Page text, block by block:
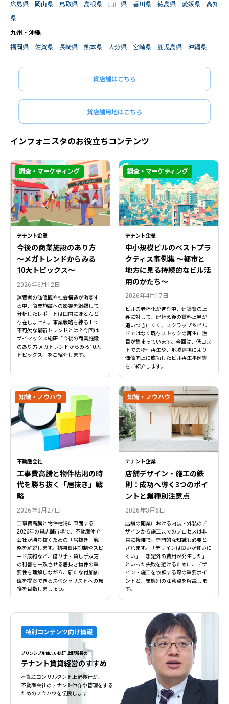
閉じる
閉じる
広島県 岡山県 鳥取県 島根県 山口県 香川県 徳島県 愛媛県
高知
県
九州・沖縄
福岡県
佐賀県 長崎県 熊本県 大分県 宮崎県 鹿児島県 沖縄県
貸店舗はこちら
貸店舗用地はこちら
インフォニスタのお役立ちコンテンツ
テナント企業
今後の商業施設のあり方
〜メガトレンドからみる
10大トピックス〜
2026年6月12日
消費者の価値観や社会構造が激変す
る中、商業施設への影響を網羅して
分析したレポートは国内にほとんど
存在しません。事業戦略を練る上で
不可欠な最新トレンドとは？今回は
ザイマックス総研「今後の商業施設
のあり方 メガトレンドからみる10大
トピックス」をご紹介します。
調査・マーケティング
テナント企業
中小規模ビルのベストプラ
クティス事例集 ～都市と
地方に見る持続的なビル活
用のかたち～
2026年4月17日
ビルの老朽化が進む中、建築費の上
昇に対して、建替え後の賃料上昇が
追いつきにくく、スクラップ＆ビル
ドではなく既存ストックの再生に注
目が集まっています。今回は、低コス
トでの物件再生や、地域連携により
価値向上に成功したビル再生事例集
をご紹介します。
調査・マーケティング
不動産会社
工事費高騰と物件枯渇の時
代を勝ち抜く「居抜き」戦
略
2026年3月27日
工事費高騰と物件枯渇に直面する
2026年の貸店舗市場で、不動産仲介
会社が勝ち抜くための「居抜き」戦
略を解説します。初期費用抑制やスピ
ード成約など、借り手・貸し手双方
の利害を一致させる居抜き物件の重
要性を理解しながら、新たな付加価
値を提案できるスペシャリストへの転
換を目指しましょう。
知識・ノウハウ
テナント企業
店舗デザイン・施工の鉄
則：成功へ導く3つのポイ
ントと業種別注意点
2026年3月6日
店舗の開業における内装・外装のデ
ザインから施工までのプロセスは非
常に複雑で、専門的な知識も必要と
されます。「デザインは良いが使いに
くい」「想定外の費用が発生した」
といった失敗を避けるために、デザ
イン・施工を依頼する際の重要ポイ
ントと、業態別の注意点を解説しま
す。
知識・ノウハウ
特別コンテンツ向け情報
プリンシプル住まい総研 上野所長の
テナント賃貸経営のすすめ
不動産コンサルタント上野典行が、
不動産会社のテナント仲介や管理をする
ためのノウハウを伝授します